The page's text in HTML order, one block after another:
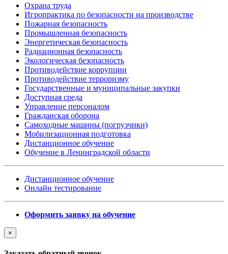
Охрана труда
Игропрактика по безопасности на производстве
Пожарная безопасность
Промышленная безопасность
Энергетическая безопасность
Радиационная безопасность
Экологическая безопасность
Противодействие коррупции
Противодействие терроризму
Государственные и муниципальные закупки
Доступная среда
Управление персоналом
Гражданская оборона
Самоходные машины (погрузчики)
Мобилизационная подготовка
Дистанционное обучение
Обучение в Ленинградской области
Дистанционное обучение
Онлайн тестирование
Оформить заявку на обучение
×